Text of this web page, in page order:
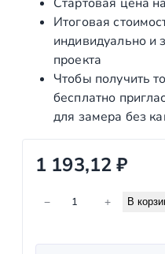
Итоговая
индивидуально и
проекта
Чтобы получить
бесплатно
для замера без
1 193,12₽
− + В